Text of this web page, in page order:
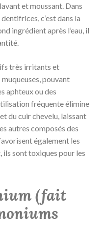
et moussant. Dans
c’est dans la
ingrédient après l’eau, il
très irritants et
pouvant
aphteux ou des
fréquente élimine
du cuir chevelu, laissant
autres composés des
également les
ils sont toxiques pour les
(fait